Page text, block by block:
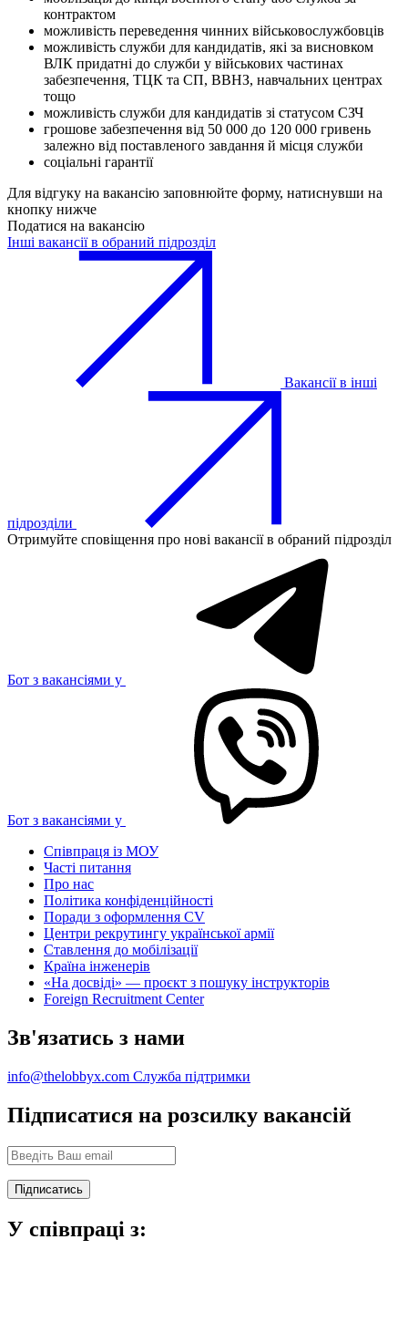
контрактом
можливість переведення чинних військовослужбовців
можливість служби для кандидатів, які за висновком
ВЛК придатні до служби у військових частинах
забезпечення, ТЦК та СП, ВВНЗ, навчальних центрах
тощо
можливість служби для кандидатів зі статусом СЗЧ
грошове забезпечення від 50 000 до 120 000 гривень
залежно від поставленого завдання й місця служби
соціальні гарантії
Для відгуку на вакансію заповнюйте форму, натиснувши на
кнопку нижче
Податися на вакансію
Інші вакансії в обраний підрозділ
Вакансії в інші
підрозділи
Отримуйте сповіщення про нові вакансії в обраний підрозділ
Бот з вакансіями у
Бот з вакансіями у
Співпраця із МОУ
Часті питання
Про нас
Політика конфіденційності
Поради з оформлення CV
Центри рекрутингу української армії
Ставлення до мобілізації
Країна інженерів
«На досвіді» — проєкт з пошуку інструкторів
Foreign Recruitment Center
Зв'язатись з нами
info@thelobbyx.com Служба підтримки
Підписатися на розсилку вакансій
У співпраці з: